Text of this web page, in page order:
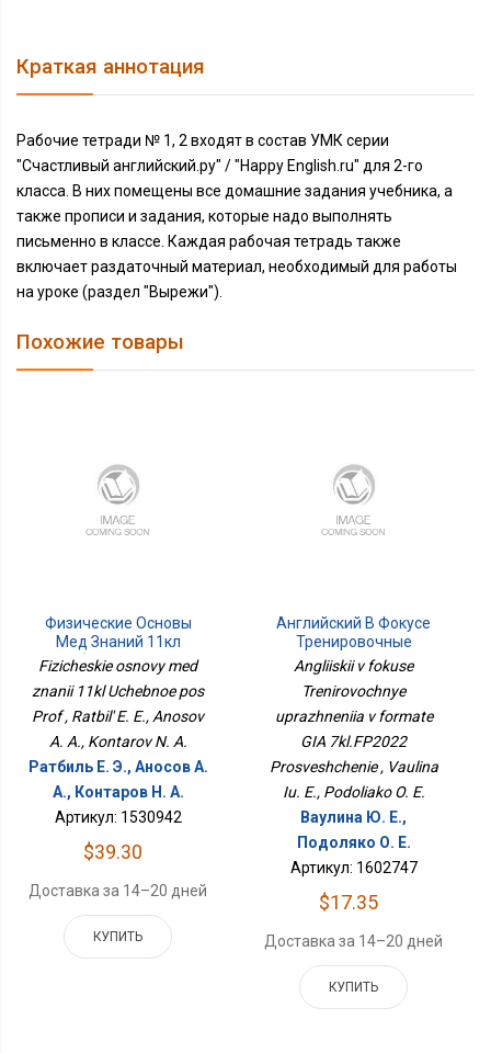
Краткая аннотация
Рабочие тетради № 1, 2 входят в состав УМК серии
"Счастливый английский.ру" / "Happy English.ru" для 2-го
класса. В них помещены все домашние задания учебника, а
также прописи и задания, которые надо выполнять
письменно в классе. Каждая рабочая тетрадь также
включает раздаточный материал, необходимый для работы
на уроке (раздел "Вырежи").
Похожие товары
Физические Основы
Мед Знаний 11кл
Учебное Пос Проф
Fizicheskie osnovy med
znanii 11kl Uchebnoe pos
Prof , Ratbil' E. E., Anosov
A. A., Kontarov N. A.
Ратбиль Е. Э., Аносов А.
А., Контаров Н. А.
Артикул: 1530942
$39.30
Доставка за 14–20 дней
КУПИТЬ
Английский В Фокусе
Тренировочные
Упражнения В Формате
ГИА 7кл.ФП2022
Просвещение
Angliiskii v fokuse
Trenirovochnye
uprazhneniia v formate
GIA 7kl.FP2022
Prosveshchenie , Vaulina
Iu. E., Podoliako O. E.
Ваулина Ю. Е.,
Подоляко О. Е.
Артикул: 1602747
$17.35
Доставка за 14–20 дней
КУПИТЬ